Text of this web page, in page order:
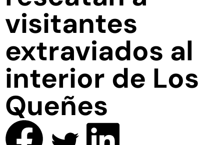
visitantes
extraviados al
interior de Los
Queñes